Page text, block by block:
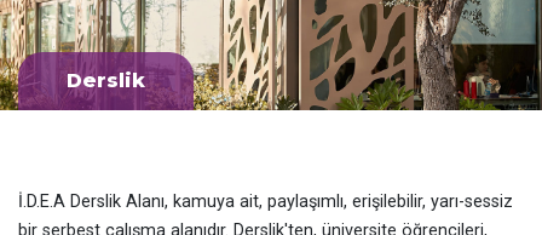
Derslik
İ.D.E.A Derslik Alanı, kamuya ait, paylaşımlı, erişilebilir, yarı-sessiz
bir serbest çalışma alanıdır. Derslik'ten, üniversite öğrencileri,